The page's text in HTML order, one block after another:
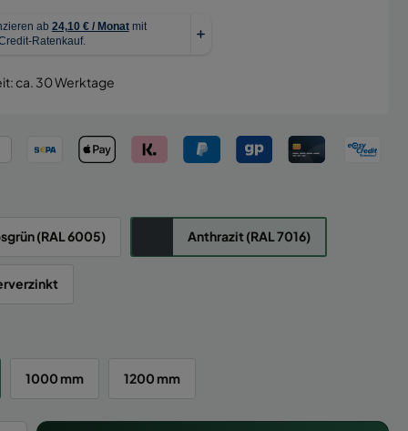
ca. 30 Werktage
(RAL 6005) Anthrazit (RAL 7016)
1000 mm 1200 mm